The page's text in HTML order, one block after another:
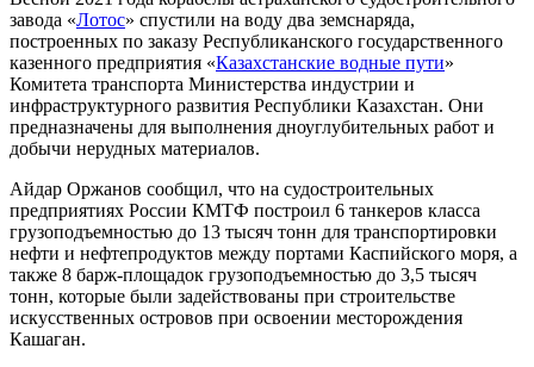
завода «Лотос» спустили на воду два земснаряда,
построенных по заказу Республиканского государственного
казенного предприятия «Казахстанские водные пути»
Комитета транспорта Министерства индустрии и
инфраструктурного развития Республики Казахстан. Они
предназначены для выполнения дноуглубительных работ и
добычи нерудных материалов.
Айдар Оржанов сообщил, что на судостроительных
предприятиях России КМТФ построил 6 танкеров класса
грузоподъемностью до 13 тысяч тонн для транспортировки
нефти и нефтепродуктов между портами Каспийского моря, а
также 8 барж-площадок грузоподъемностью до 3,5 тысяч
тонн, которые были задействованы при строительстве
искусственных островов при освоении месторождения
Кашаган.